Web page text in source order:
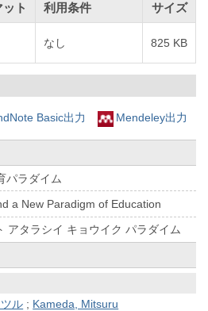
ト 利用条件 サイズ
なし 825 KB
Basic出力 Mendeley出力
パラダイム
a New Paradigm of Education
アタラシイ キョウイク パラダイム
ル ; Kameda, Mitsuru